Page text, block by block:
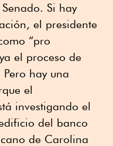
Si hay
el presidente
“pro
el proceso de
hay una
el
investigando el
del banco
de Carolina